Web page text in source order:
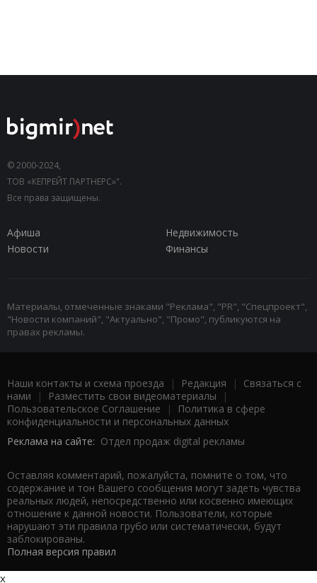
© 2000-2024,
ТОВ «КЕПРЕЙТ ПАРТНЕРС»".
Все права защищены.
Афиша
Недвижимость
Новости
Финансы
Материалы, отмеченные знаками "Реклама", "PR", "Спецпроект",
"Новости компаний", "Актуально", "Промо", публикуются на
правах рекламы.
Наши контакты и схема проезда | Редакция | Связаться с
нами | Разместить свои видеоматериалы |
Пользовательское Соглашение |
Политика в сфере
конфиденциальности и персональных данных
Реклама на сайте: Отдел продаж digital рекламы
Оставляя комментарий, пожалуйста, помните о том, что
содержание и тон Вашего сообщения могут задеть чувства
реальных людей, непосредственно или косвенно имеющих
отношение к данной новости. Пользователи, которые
нарушают эти правила грубо или систематически, будут
заблокированы.
Полная версия правил
x